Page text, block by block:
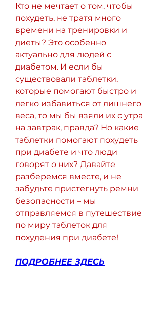
Кто не мечтает о том, чтобы
похудеть, не тратя много
времени на тренировки и
диеты? Это особенно
актуально для людей с
диабетом. И если бы
существовали таблетки,
которые помогают быстро и
легко избавиться от лишнего
веса, то мы бы взяли их с утра
на завтрак, правда? Но какие
таблетки помогают похудеть
при диабете и что люди
говорят о них? Давайте
разберемся вместе, и не
забудьте пристегнуть ремни
безопасности – мы
отправляемся в путешествие
по миру таблеток для
похудения при диабете!
ПОДРОБНЕЕ ЗДЕСЬ